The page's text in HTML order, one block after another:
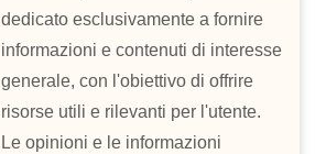
dedicato esclusivamente a fornire
informazioni e contenuti di interesse
generale, con l'obiettivo di offrire
risorse utili e rilevanti per l'utente.
Le opinioni e le informazioni